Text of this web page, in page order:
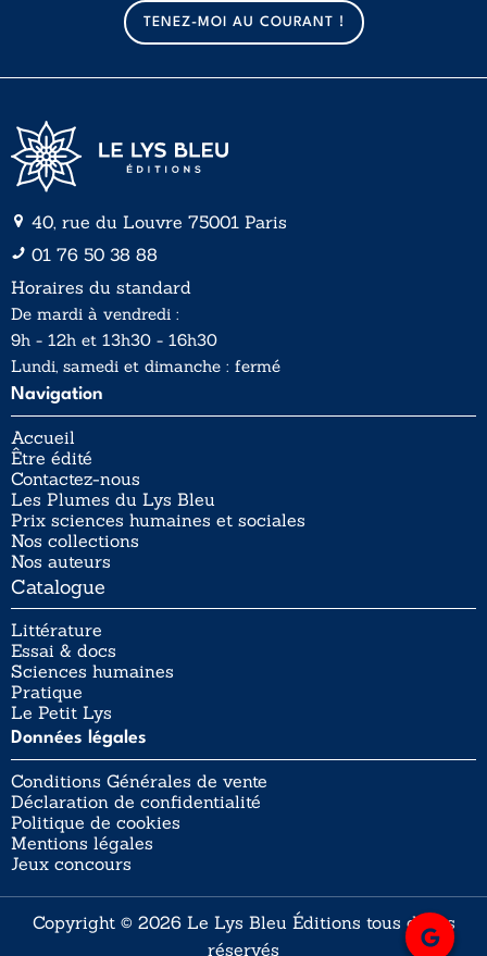
TENEZ-MOI AU COURANT !
40, rue du Louvre 75001 Paris
01 76 50 38 88
Horaires du standard
De mardi à vendredi :
9h - 12h et 13h30 - 16h30
Lundi, samedi et dimanche : fermé
Navigation
Accueil
Être édité
Contactez-nous
Les Plumes du Lys Bleu
Prix sciences humaines et sociales
Nos collections
Nos auteurs
Catalogue
Littérature
Essai & docs
Sciences humaines
Pratique
Le Petit Lys
Données légales
Conditions Générales de vente
Déclaration de confidentialité
Politique de cookies
Mentions légales
Jeux concours
Copyright © 2026 Le Lys Bleu Éditions tous droits
réservés